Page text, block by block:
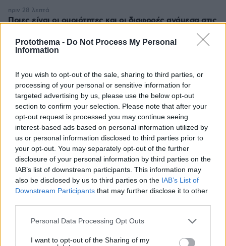
Protothema - Do Not Process My Personal
Information
If you wish to opt-out of the sale, sharing to third parties, or
processing of your personal or sensitive information for
targeted advertising by us, please use the below opt-out
section to confirm your selection. Please note that after your
opt-out request is processed you may continue seeing
interest-based ads based on personal information utilized by
us or personal information disclosed to third parties prior to
your opt-out. You may separately opt-out of the further
disclosure of your personal information by third parties on the
IAB’s list of downstream participants. This information may
also be disclosed by us to third parties on the IAB’s List of
Downstream Participants that may further disclose it to other
Please note that this website/app uses one or more Google
not limited to your visit or usage behaviour. You may click to
Personal Data Processing Opt Outs
I want to opt-out of the Sharing of my
Ποιες είναι οι ομοιότητες και οι διαφορές ανάμεσα στις
πριν 28 λεπτά
φωτογραφίες
πριν 34 λεπτά
ΔΕΙΤΕ ΟΛΕΣ ΤΙΣ ΕΙΔΗΣΕΙΣ
ΤΑ ΠΙΟ ΔΗΜΟΦΙΛΗ